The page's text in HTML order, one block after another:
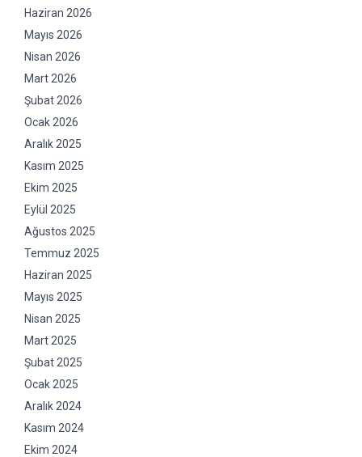
Haziran 2026
Mayıs 2026
Nisan 2026
Mart 2026
Şubat 2026
Ocak 2026
Aralık 2025
Kasım 2025
Ekim 2025
Eylül 2025
Ağustos 2025
Temmuz 2025
Haziran 2025
Mayıs 2025
Nisan 2025
Mart 2025
Şubat 2025
Ocak 2025
Aralık 2024
Kasım 2024
Ekim 2024